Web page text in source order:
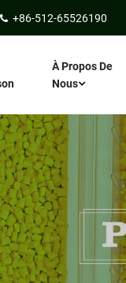
+86-512-65526190
À Propos De
Nous